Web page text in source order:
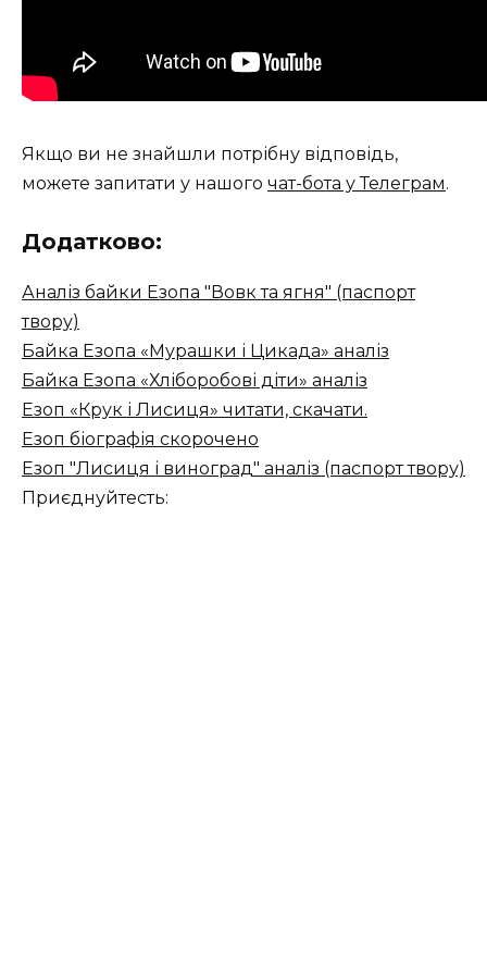
Якщо ви не знайшли потрібну відповідь,
можете запитати у нашого чат-бота у Телеграм.
Додатково:
Аналіз байки Езопа "Вовк та ягня" (паспорт
твору)
Байка Езопа «Мурашки і Цикада» аналіз
Байка Езопа «Хліборобові діти» аналіз
Езоп «Крук і Лисиця» читати, скачати.
Езоп біографія скорочено
Езоп "Лисиця і виноград" аналіз (паспорт твору)
Приєднуйтесть: